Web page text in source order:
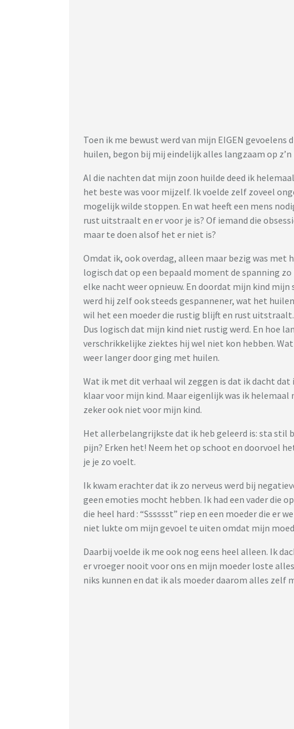
Toen ik me bewust werd van mijn EIGEN
huilen, begon bij mij eindelijk alles langzaam op
Al die nachten dat mijn zoon huilde deed ik
het beste was voor mijzelf. Ik voelde zelf zoveel
mogelijk wilde stoppen. En wat heeft een mens
rust uitstraalt en er voor je is? Of iemand die
maar te doen alsof het er niet is?
Omdat ik, ook overdag, alleen maar bezig was
logisch dat op een bepaald moment de spanning
elke nacht weer opnieuw. En doordat mijn kind
werd hij zelf ook steeds gespannener, wat het
wil het een moeder die rustig blijft en rust
Dus logisch dat mijn kind niet rustig werd. En hoe
verschrikkelijke ziektes hij wel niet kon hebben.
weer langer door ging met huilen.
Wat ik met dit verhaal wil zeggen is dat ik dacht
klaar voor mijn kind. Maar eigenlijk was ik
zeker ook niet voor mijn kind.
Het allerbelangrijkste dat ik heb geleerd is: sta stil
pijn? Erken het! Neem het op schoot en doorvoel
je je zo voelt.
Ik kwam erachter dat ik zo nerveus werd bij
geen emoties mocht hebben. Ik had een vader die
die heel hard : “Sssssst” riep en een moeder die er
niet lukte om mijn gevoel te uiten omdat mijn
Daarbij voelde ik me ook nog eens heel alleen. Ik
er vroeger nooit voor ons en mijn moeder loste
niks kunnen en dat ik als moeder daarom alles zelf